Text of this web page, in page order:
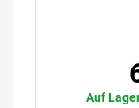
Auf